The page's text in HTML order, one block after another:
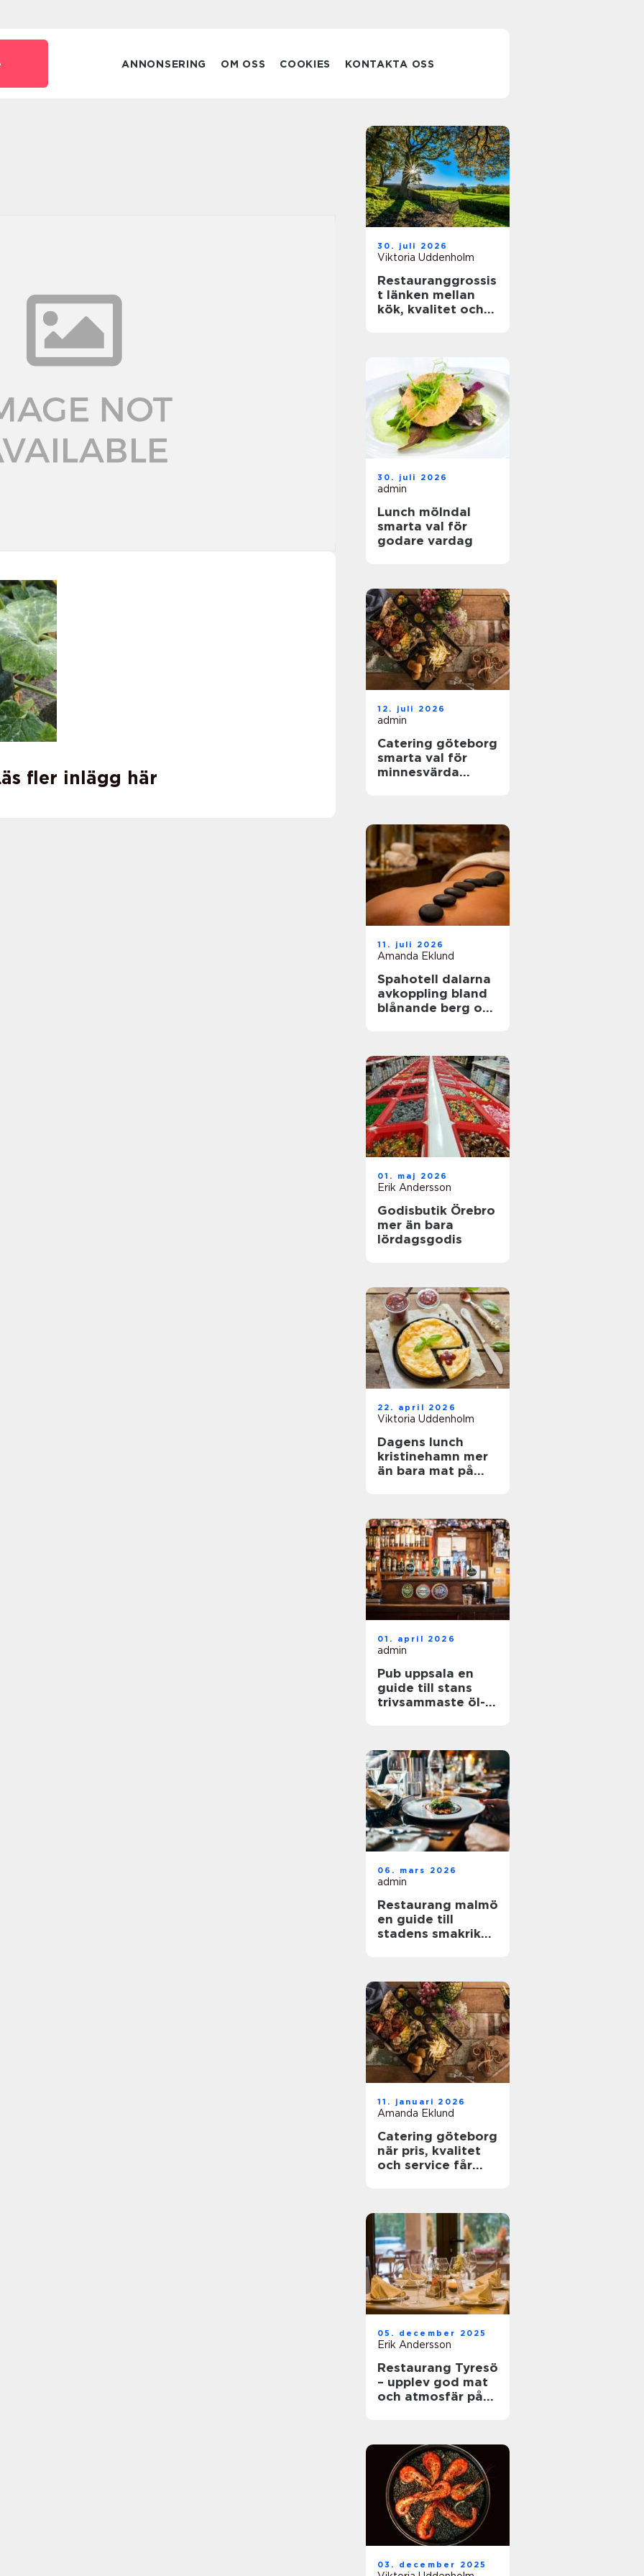
ANNONSERING OM OSS COOKIES KONTAKTA OSS
fler inlägg här
30. juli 2026
Viktoria Uddenholm
Restauranggrossis
t länken mellan
kök, kvalitet och
30. juli 2026
admin
Lunch mölndal
smarta val för
godare vardag
12. juli 2026
admin
Catering göteborg
smarta val för
minnesvärda
11. juli 2026
Amanda Eklund
Spahotell dalarna
avkoppling bland
blånande berg och
01. maj 2026
Erik Andersson
Godisbutik Örebro
mer än bara
lördagsgodis
22. april 2026
Viktoria Uddenholm
Dagens lunch
kristinehamn mer
än bara mat på
01. april 2026
admin
Pub uppsala en
guide till stans
trivsammaste öl-
06. mars 2026
admin
Restaurang malmö
en guide till
stadens smakrika
11. januari 2026
Amanda Eklund
Catering göteborg
när pris, kvalitet
och service får
05. december 2025
Erik Andersson
Restaurang Tyresö
– upplev god mat
och atmosfär på
03. december 2025